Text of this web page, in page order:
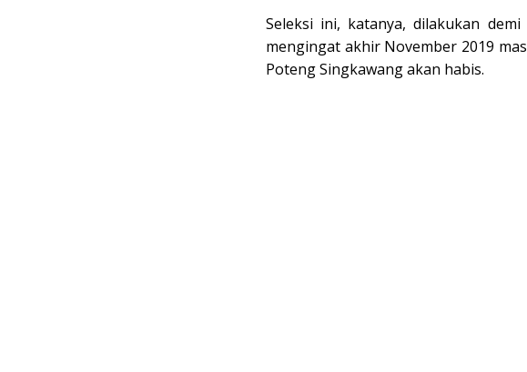
Seleksi ini, katanya, dilakukan
mengingat akhir November 2019
Poteng Singkawang akan habis.